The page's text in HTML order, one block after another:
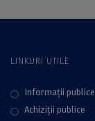
LINKURI UTILE
Informații publice
Achiziții publice